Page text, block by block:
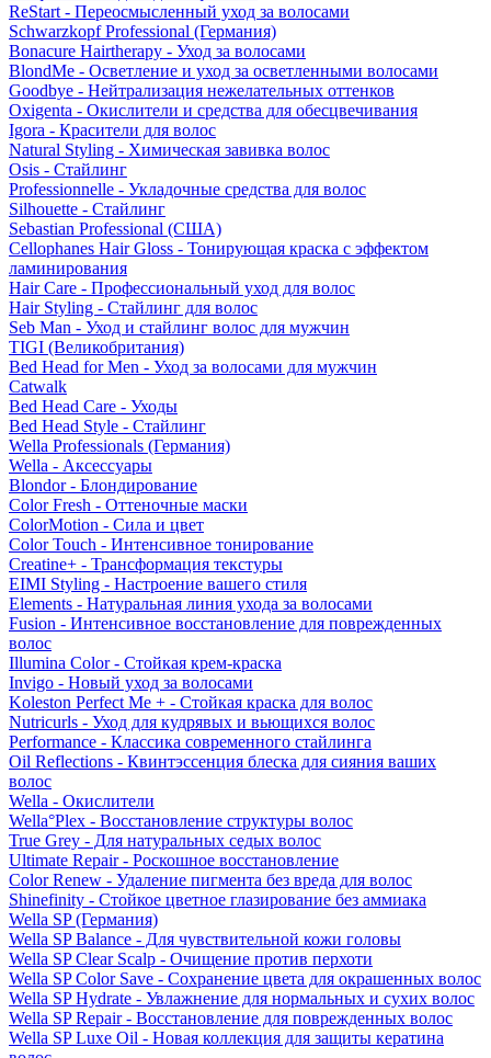
ReStart - Переосмысленный уход за волосами
Schwarzkopf Professional (Германия)
Bonacure Hairtherapy - Уход за волосами
BlondMe - Осветление и уход за осветленными волосами
Goodbye - Нейтрализация нежелательных оттенков
Oxigenta - Окислители и средства для обесцвечивания
Igora - Красители для волос
Natural Styling - Химическая завивка волос
Osis - Стайлинг
Professionnelle - Укладочные средства для волос
Silhouette - Стайлинг
Sebastian Professional (США)
Cellophanes Hair Gloss - Тонирующая краска с эффектом
ламинирования
Hair Care - Профессиональный уход для волос
Hair Styling - Стайлинг для волос
Seb Man - Уход и стайлинг волос для мужчин
TIGI (Великобритания)
Bed Head for Men - Уход за волосами для мужчин
Catwalk
Bed Head Care - Уходы
Bed Head Style - Стайлинг
Wella Professionals (Германия)
Wella - Аксессуары
Blondor - Блондирование
Color Fresh - Оттеночные маски
ColorMotion - Сила и цвет
Color Touch - Интенсивное тонирование
Creatine+ - Трансформация текстуры
EIMI Styling - Настроение вашего стиля
Elements - Натуральная линия ухода за волосами
Fusion - Интенсивное восстановление для поврежденных
волос
Illumina Color - Стойкая крем-краска
Invigo - Новый уход за волосами
Koleston Perfect Me + - Стойкая краска для волос
Nutricurls - Уход для кудрявых и вьющихся волос
Performance - Классика современного стайлинга
Oil Reflections - Квинтэссенция блеска для сияния ваших
волос
Wella - Окислители
Wella°Plex - Восстановление структуры волос
True Grey - Для натуральных седых волос
Ultimate Repair - Роскошное восстановление
Color Renew - Удаление пигмента без вреда для волос
Shinefinity - Стойкое цветное глазирование без аммиака
Wella SP (Германия)
Wella SP Balance - Для чувствительной кожи головы
Wella SP Clear Scalp - Очищение против перхоти
Wella SP Color Save - Сохранение цвета для окрашенных волос
Wella SP Hydrate - Увлажнение для нормальных и сухих волос
Wella SP Repair - Восстановление для поврежденных волос
Wella SP Luxe Oil - Новая коллекция для защиты кератина